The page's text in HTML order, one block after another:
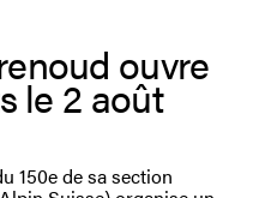
ouvre
le 2 août
150e de sa section